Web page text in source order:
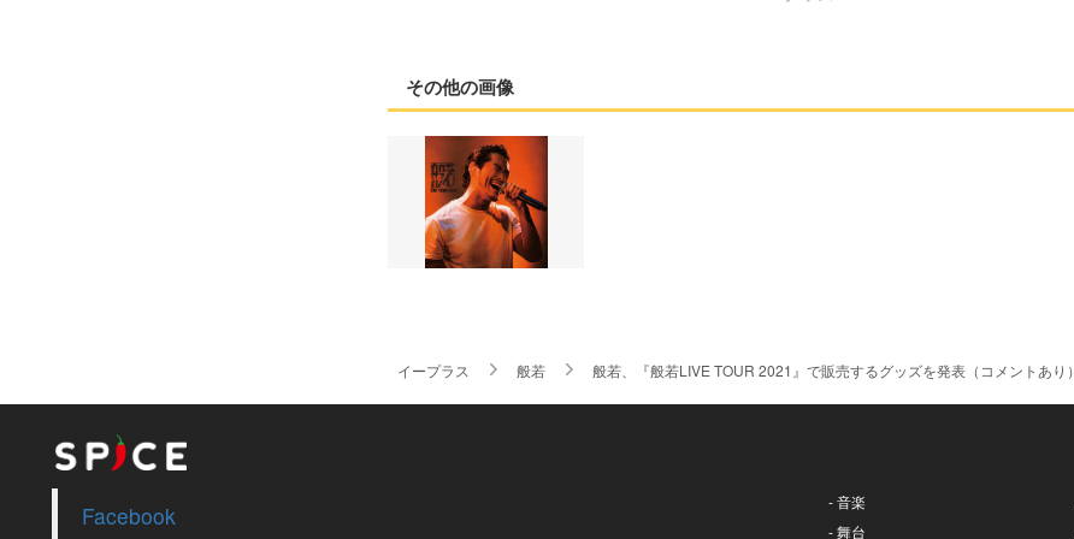
その他の画像
イープラス 般若 般若、『般若LIVE TOUR 2021』で販売するグッズを発表（コメントあり）
Facebook
- 音楽
- 舞台